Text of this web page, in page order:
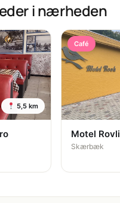
i nærheden
5,5 km
Café
Motel Rovli
Skærbæk